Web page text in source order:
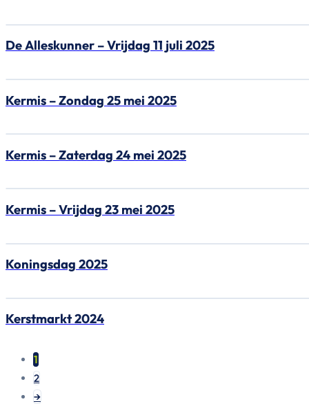
De Alleskunner – Vrijdag 11 juli 2025
Kermis – Zondag 25 mei 2025
Kermis – Zaterdag 24 mei 2025
Kermis – Vrijdag 23 mei 2025
Koningsdag 2025
Kerstmarkt 2024
1
2
→